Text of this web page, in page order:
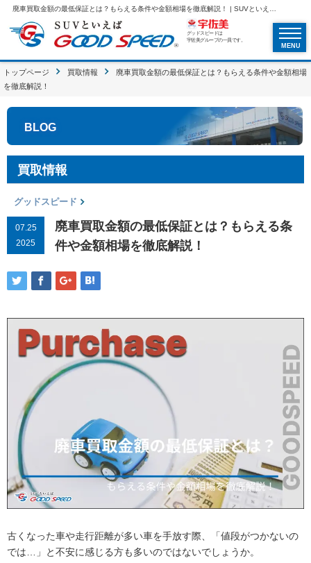
グッドスピードは
宇佐美グループの一員です。
MENU
トップページ 買取情報
廃車買取金額の最低保証とは？もらえる条件や金額相場
を徹底解説！
BLOG
買取情報
グッドスピード
07.25
2025
廃車買取金額の最低保証とは？もらえる条
件や金額相場を徹底解説！
古くなった車や走行距離が多い車を手放す際、「値段がつかないの
では…」と不安に感じる方も多いのではないでしょうか。